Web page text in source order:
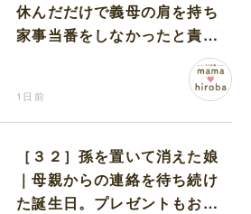
休んだだけで義母の肩を持ち
家事当番をしなかったと責め
1日前
［３２］孫を置いて消えた娘
｜母親からの連絡を待ち続け
た誕生日。プレゼントもお祝